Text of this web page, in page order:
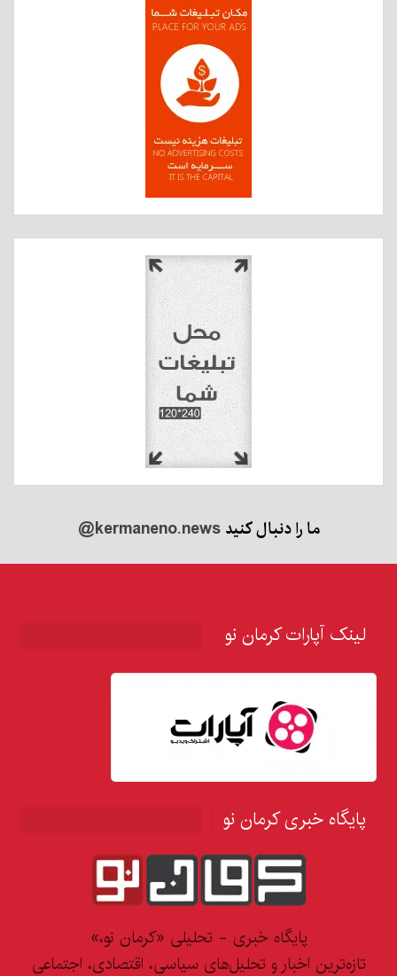
ما را دنبال کنید@kermaneno.news
لینک آپارات کرمان نو
پایگاه خبری کرمان نو
پایگاه خبری - تحلیلی «کرمان نو،»
تازه‌ترین اخبار و تحلیل‌های سیاسی، اقتصادی، اجتماعی